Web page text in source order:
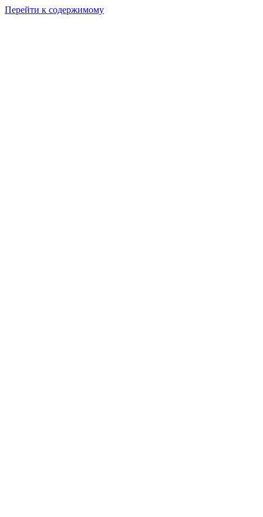
Перейти к содержимому